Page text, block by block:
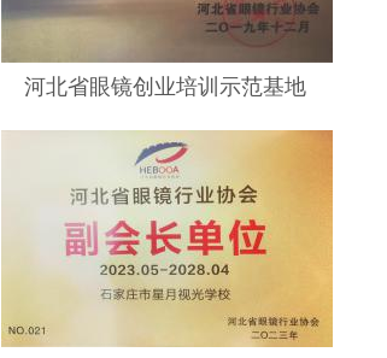
河北省眼镜创业培训示范基地